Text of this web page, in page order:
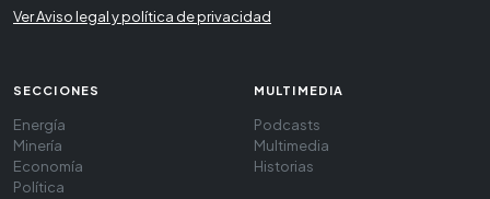
Ver Aviso legal y política de privacidad
SECCIONES
Energía
Minería
Economía
Política
MULTIMEDIA
Podcasts
Multimedia
Historias